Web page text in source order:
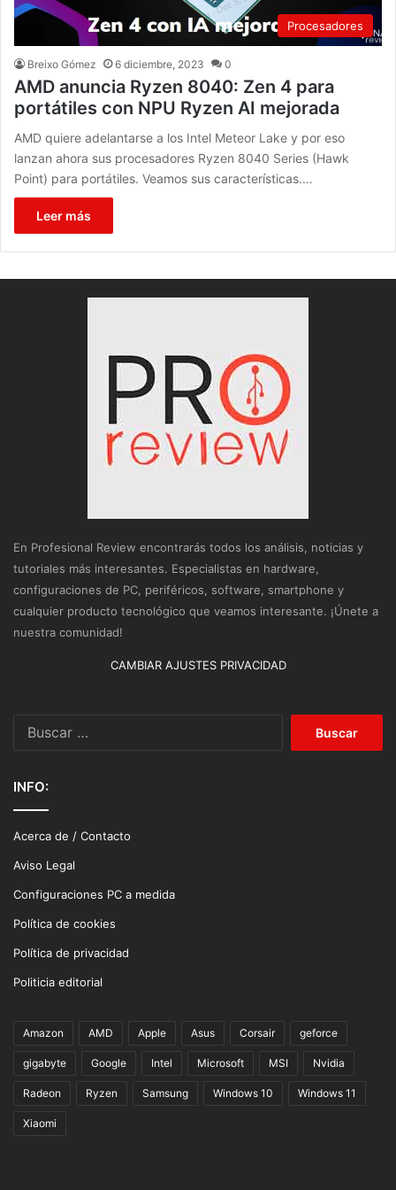
Procesadores
Breixo Gómez 6 diciembre, 2023 0
AMD anuncia Ryzen 8040: Zen 4 para
portátiles con NPU Ryzen AI mejorada
AMD quiere adelantarse a los Intel Meteor Lake y por eso
lanzan ahora sus procesadores Ryzen 8040 Series (Hawk
Point) para portátiles. Veamos sus características.…
Leer más
En Profesional Review encontrarás todos los análisis, noticias y
tutoriales más interesantes. Especialistas en hardware,
configuraciones de PC, periféricos, software, smartphone y
cualquier producto tecnológico que veamos interesante. ¡Únete a
nuestra comunidad!
CAMBIAR AJUSTES PRIVACIDAD
INFO:
Acerca de / Contacto
Aviso Legal
Configuraciones PC a medida
Política de cookies
Política de privacidad
Politicia editorial
Amazon AMD Apple Asus Corsair geforce
gigabyte Google Intel Microsoft MSI Nvidia
Radeon Ryzen Samsung Windows 10 Windows 11
Xiaomi